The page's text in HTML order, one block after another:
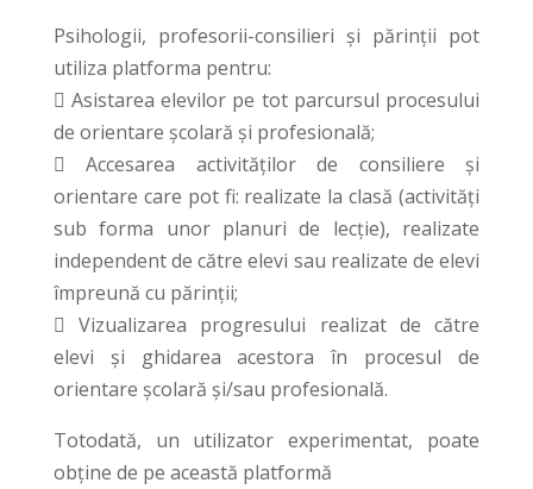
Psihologii, profesorii-consilieri și părinții pot
utiliza platforma pentru:
 Asistarea elevilor pe tot parcursul procesului
de orientare școlară și profesională;
 Accesarea activităților de consiliere și
orientare care pot fi: realizate la clasă (activități
sub forma unor planuri de lecție), realizate
independent de către elevi sau realizate de elevi
împreună cu părinții;
 Vizualizarea progresului realizat de către
elevi și ghidarea acestora în procesul de
orientare școlară și/sau profesională.
Totodată, un utilizator experimentat, poate
obține de pe această platformă